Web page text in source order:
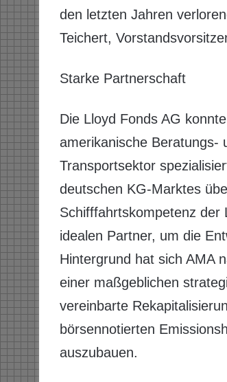
den letzten Jahren
Teichert,
Starke Partnerschaft
Die Lloyd Fonds AG
amerikanische Beratungs-
Transportsektor
deutschen KG-Marktes
Schifffahrtskompetenz der
idealen Partner, um die
Hintergrund hat sich AMA
einer maßgeblichen
vereinbarte
börsennotierten
auszubauen.